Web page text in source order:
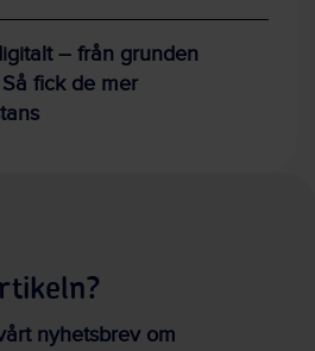
– från grunden
fick de mer
nyhetsbrev om